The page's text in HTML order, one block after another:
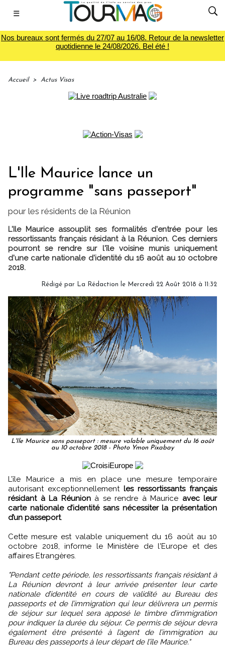
☰
Nos bureaux sont fermés du 27/07 au 16/08. Retour de la newsletter
quotidienne le 24/08/2026. Bel été !
Accueil > Actus Visas
L'Ile Maurice lance un
programme "sans passeport"
pour les résidents de la Réunion
L'Ile Maurice assouplit ses formalités d'entrée pour les
ressortissants français résidant à la Réunion. Ces derniers
pourront se rendre sur l'île voisine munis uniquement
d'une carte nationale d'identité du 16 août au 10 octobre
2018.
Rédigé par La Rédaction le Mercredi 22 Août 2018 à 11:32
L'Ile Maurice sans passeport : mesure valable uniquement du 16 août
au 10 octobre 2018 - Photo Ymon Pixabay
L’île Maurice a mis en place une mesure temporaire
autorisant exceptionnellement les ressortissants français
résidant à La Réunionà se rendre à Maurice avec leur
carte nationale d’identité sans nécessiter la présentation
d’un passeport.
Cette mesure est valable uniquement du 16 août au 10
octobre 2018, informe le Ministère de l'Europe et des
affaires Etrangères.
"Pendant cette période, les ressortissants français résidant à
La Réunion devront à leur arrivée présenter leur carte
nationale d’identité en cours de validité au Bureau des
passeports et de l’immigration qui leur délivrera un permis
de séjour sur lequel sera apposé le timbre d’immigration
pour indiquer la durée du séjour. Ce permis de séjour devra
également être présenté à l’agent de l’immigration au
Bureau des passeports à leur départ de l’île Maurice."